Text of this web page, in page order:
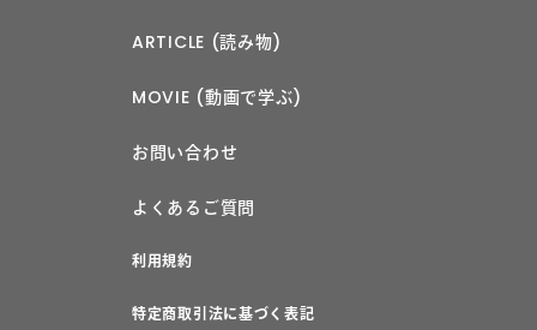
ARTICLE (読み物)
MOVIE (動画で学ぶ)
お問い合わせ
よくあるご質問
利用規約
特定商取引法に基づく表記